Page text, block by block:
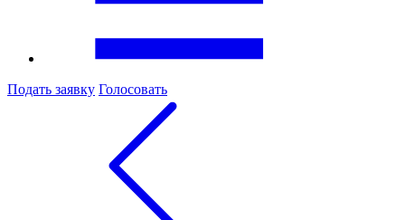
Подать заявку Голосовать